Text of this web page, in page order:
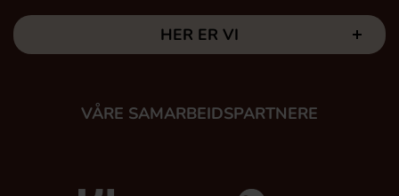
HER ER VI
VÅRE SAMARBEIDSPARTNERE